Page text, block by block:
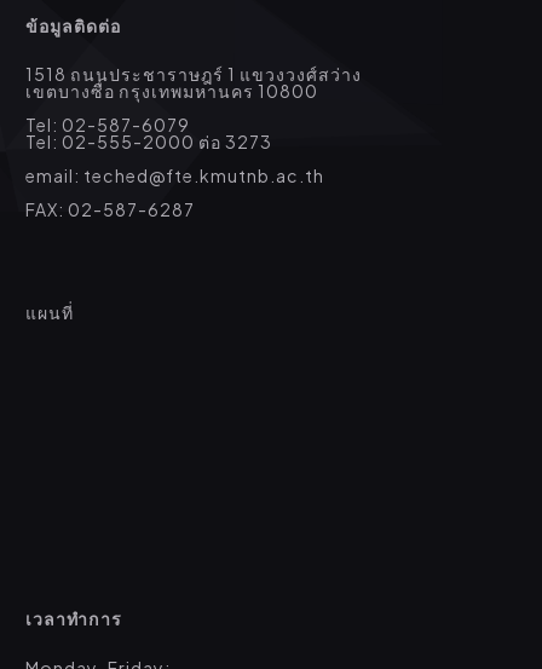
ข้อมูลติดต่อ
1518 ถนนประชาราษฎร์ 1 แขวงวงศ์สว่าง
เขตบางซื่อ กรุงเทพมหานคร 10800
Tel: 02-587-6079
Tel: 02-555-2000 ต่อ 3273
email: teched@fte.kmutnb.ac.th
FAX: 02-587-6287
แผนที่
เวลาทำการ